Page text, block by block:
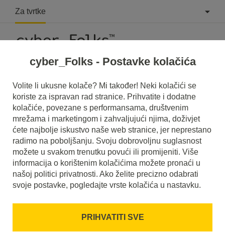
Za tvrtke
Siguran brend
cyber_Folks - Postavke kolačića
Volite li ukusne kolače? Mi također! Neki kolačići se
koriste za ispravan rad stranice. Prihvatite i dodatne
kolačiće, povezane s performansama, društvenim
mrežama i marketingom i zahvaljujući njima, doživjet
ćete najbolje iskustvo naše web stranice, jer neprestano
radimo na poboljšanju. Svoju dobrovoljnu suglasnost
možete u svakom trenutku povući ili promijeniti. Više
informacija o korištenim kolačićima možete pronaći u
našoj politici privatnosti. Ako želite precizno odabrati
svoje postavke, pogledajte vrste kolačića u nastavku.
PRIHVATITI SVE